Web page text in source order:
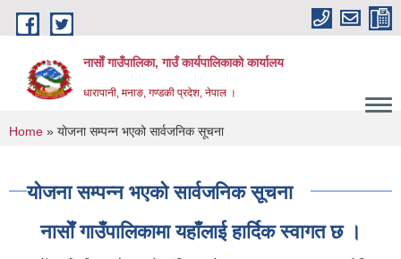
Skip to main content
नासाेँ गाउँपालिका, गाउँ कार्यपालिकाकाे कार्यालय
धारापानी, मनाङ, गण्डकी प्रदेश, नेपाल ।
You are here
Home » योजना सम्पन्न भएको सार्वजनिक सूचना
योजना सम्पन्न भएको सार्वजनिक सूचना
नासाेँ गाउँपालिकामा यहाँलाई हार्दिक स्वागत छ ।